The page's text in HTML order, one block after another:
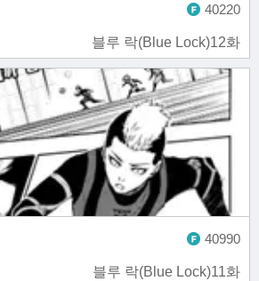
블루 락(Blue Lock)12화
40220
블루 락(Blue Lock)11화
40990